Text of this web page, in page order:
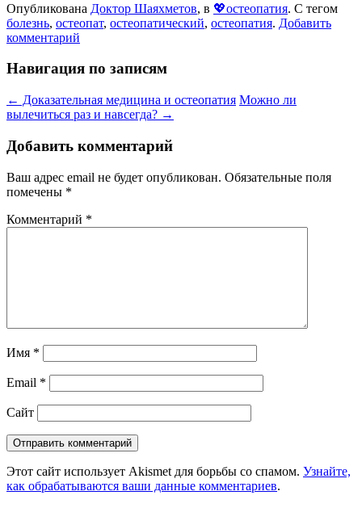
Опубликована Доктор Шаяхметов, в 💖остеопатия. С тегом
болезнь, остеопат, остеопатический, остеопатия. Добавить
комментарий
Навигация по записям
← Доказательная медицина и остеопатия Можно ли
вылечиться раз и навсегда? →
Добавить комментарий
Ваш адрес email не будет опубликован. Обязательные поля
помечены *
Комментарий *
Имя *
Email *
Сайт
Этот сайт использует Akismet для борьбы со спамом. Узнайте,
как обрабатываются ваши данные комментариев.